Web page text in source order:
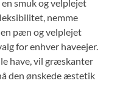
smuk og velplejet
nemme
pæn og velplejet
for enhver haveejer.
have, vil græskanter
den ønskede æstetik